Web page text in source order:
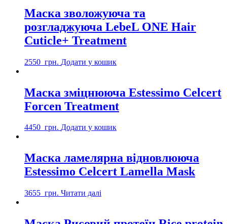
Маска зволожуюча та
розгладжуюча LebeL ONE Hair
Cuticle+ Treatment
2550 грн. Додати у кошик
Маска зміцнююча Estessimo Celcert
Forcen Treatment
4450 грн. Додати у кошик
Маска ламелярна відновлююча
Estessimo Celcert Lamella Mask
3655 грн. Читати далі